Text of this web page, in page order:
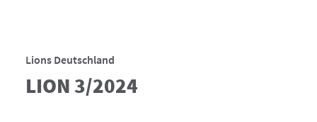
Lions Deutschland
LION 3/2024